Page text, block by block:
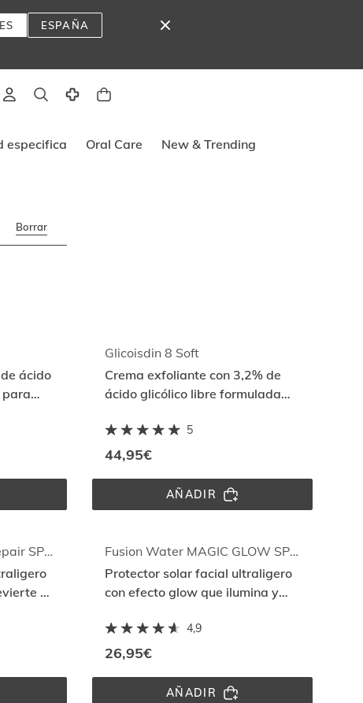
ESPAÑA
especifica Oral Care New & Trending
Borrar
ácido
para
Glicoisdin 8 Soft
Crema exfoliante con 3,2% de
ácido glicólico libre formulada
5
44,95€
AÑADIRGLICOISDIN
8
Fusion Water MAGIC Repair SPF 50
el
Fusion Water MAGIC GLOW SPF 50
Protector solar facial ultraligero
con efecto glow que ilumina y
4,9
26,95€
AÑADIRFUSION